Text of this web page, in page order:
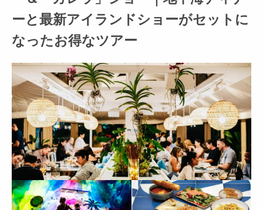
ーと最新アイランドショーがセットに
なったお得なツアー